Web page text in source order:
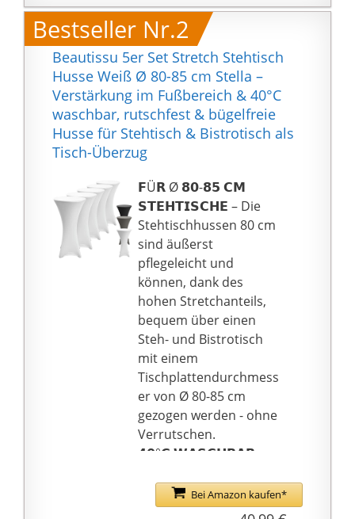
als andere traditionelle
Tischdecken.
🍹Einzigartiges
Fußtaschen-Design:
Runde Tischdecke aus
Cocktail-Spandex-
Stretch mit 4 extra
dicken elastischen
Fußtaschen, um die
Tischdecke sicher an
Ort und Stelle zu halten,
damit sie besser zu
Ihrem Tisch passt. Sie
müssen sich also keine
Sorgen machen, dass
die Tischdecke
weggeblasen wird Wind
bei Outdoor-Aktivitäten.
Lassen Sie eine perfekte
Veranstaltung
reibungslos
organisieren.
🍹Für jeden Anlass
geeignet: Elastische
eignet sich für
Weihnachten, Ostern,
Bestseller Nr.2
Beautissu 5er Set Stretch Stehtisch
Husse Weiß Ø 80-85 cm Stella –
Verstärkung im Fußbereich & 40°C
waschbar, rutschfest & bügelfreie
Husse für Stehtisch & Bistrotisch als
Tisch-Überzug
𝗙Ü𝗥 Ø 𝟴𝟬-𝟴𝟱 𝗖𝗠
𝗦𝗧𝗘𝗛𝗧𝗜𝗦𝗖𝗛𝗘 – Die
Stehtischhussen 80 cm
sind äußerst
pflegeleicht und
können, dank des
hohen Stretchanteils,
bequem über einen
Steh- und Bistrotisch
mit einem
Tischplattendurchmess
er von Ø 80-85 cm
gezogen werden - ohne
Verrutschen.
𝟰𝟬°𝗖 𝗪𝗔𝗦𝗖𝗛𝗕𝗔𝗥 –
Stehtischhusse ist bei
40°C schonend in der
Bei Amazon kaufen*